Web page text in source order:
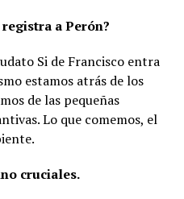
a Perón?
Si de Francisco entra
estamos atrás de los
de las pequeñas
Lo que comemos, el
cruciales.